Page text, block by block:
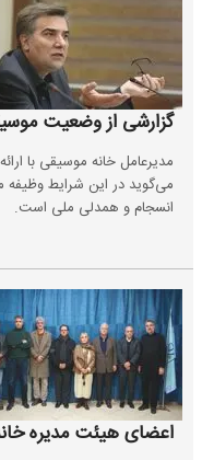
گزارشی از وضعیت
مدیرعامل خانه موسیقی با
می‌گوید در این شرایط وظیفه
انسجام و همدلی ملی است.
اعضای هیئت مدیره